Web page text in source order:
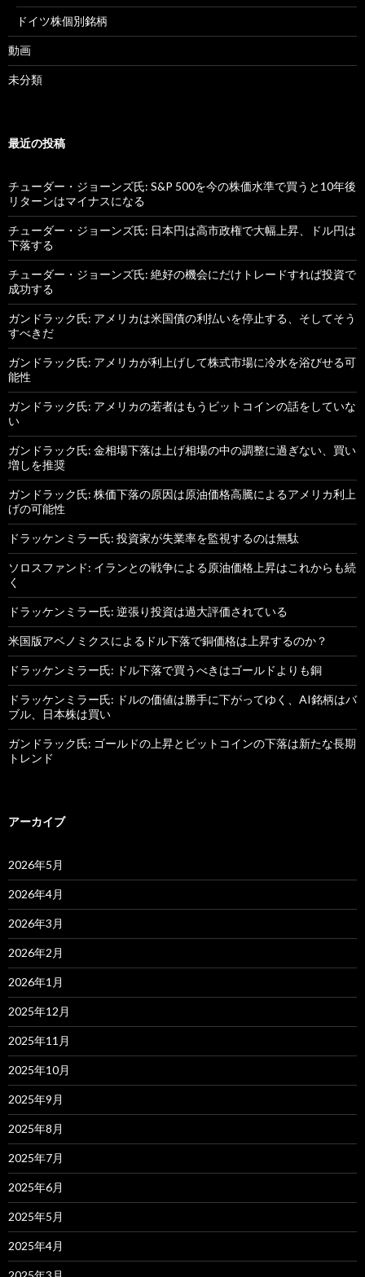
ドイツ株個別銘柄
動画
未分類
最近の投稿
チューダー・ジョーンズ氏: S&P 500を今の株価水準で買うと10年後
リターンはマイナスになる
チューダー・ジョーンズ氏: 日本円は高市政権で大幅上昇、ドル円は
下落する
チューダー・ジョーンズ氏: 絶好の機会にだけトレードすれば投資で
成功する
ガンドラック氏: アメリカは米国債の利払いを停止する、そしてそう
すべきだ
ガンドラック氏: アメリカが利上げして株式市場に冷水を浴びせる可
能性
ガンドラック氏: アメリカの若者はもうビットコインの話をしていな
い
ガンドラック氏: 金相場下落は上げ相場の中の調整に過ぎない、買い
増しを推奨
ガンドラック氏: 株価下落の原因は原油価格高騰によるアメリカ利上
げの可能性
ドラッケンミラー氏: 投資家が失業率を監視するのは無駄
ソロスファンド: イランとの戦争による原油価格上昇はこれからも続
く
ドラッケンミラー氏: 逆張り投資は過大評価されている
米国版アベノミクスによるドル下落で銅価格は上昇するのか？
ドラッケンミラー氏: ドル下落で買うべきはゴールドよりも銅
ドラッケンミラー氏: ドルの価値は勝手に下がってゆく、AI銘柄はバ
ブル、日本株は買い
ガンドラック氏: ゴールドの上昇とビットコインの下落は新たな長期
トレンド
アーカイブ
2026年5月
2026年4月
2026年3月
2026年2月
2026年1月
2025年12月
2025年11月
2025年10月
2025年9月
2025年8月
2025年7月
2025年6月
2025年5月
2025年4月